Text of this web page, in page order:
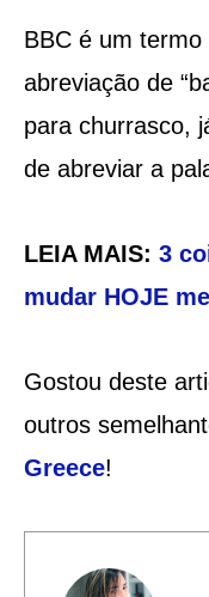
BBC é um
abreviação de
para churrasco,
de abreviar a
LEIA MAIS: 3
mudar HOJE
Gostou deste
outros
Greece!